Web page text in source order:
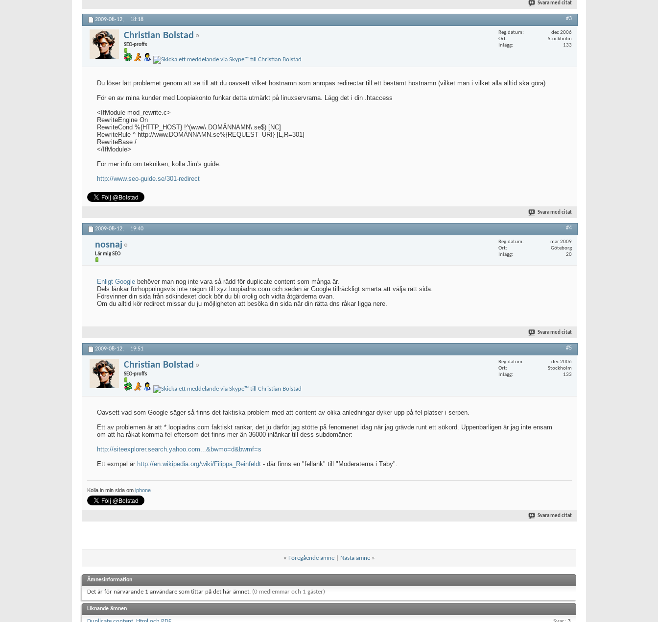
Svara med citat
2009-08-12, 18:18 #3
Christian Bolstad
SEO-proffs
Reg.datum
dec 2006
Ort
Stockholm
Inlägg
133
Du löser lätt problemet genom att se till att du oavsett vilket hostnamn som anropas redirectar till ett bestämt hostnamn (vilket man i vilket alla alltid ska göra).
För en av mina kunder med Loopiakonto funkar detta utmärkt på linuxservrarna. Lägg det i din .htaccess
<IfModule mod_rewrite.c>
RewriteEngine On
RewriteCond %{HTTP_HOST} !^(www\.DOMÄNNAMN\.se$) [NC]
RewriteRule ^ http://www.DOMÄNNAMN.se%{REQUEST_URI} [L,R=301]
RewriteBase /
</IfModule>
För mer info om tekniken, kolla Jim's guide:
http://www.seo-guide.se/301-redirect
Svara med citat
2009-08-12, 19:40 #4
nosnaj
Lär mig SEO
Reg.datum
mar 2009
Ort
Göteborg
Inlägg
20
Enligt Google behöver man nog inte vara så rädd för duplicate content som många är.
Dels länkar förhoppningsvis inte någon till xyz.loopiadns.com och sedan är Google tillräckligt smarta att välja rätt sida.
Försvinner din sida från sökindexet dock bör du bli orolig och vidta åtgärderna ovan.
Om du alltid kör redirect missar du ju möjligheten att besöka din sida när din rätta dns råkar ligga nere.
Svara med citat
2009-08-12, 19:51 #5
Christian Bolstad
SEO-proffs
Reg.datum
dec 2006
Ort
Stockholm
Inlägg
133
Oavsett vad som Google säger så finns det faktiska problem med att content av olika anledningar dyker upp på fel platser i serpen.
Ett av problemen är att *.loopiadns.com faktiskt rankar, det ju därför jag stötte på fenomenet idag när jag grävde runt ett sökord. Uppenbarligen är jag inte ensam
om att ha råkat komma fel eftersom det finns mer än 36000 inlänkar till dess subdomäner:
http://siteexplorer.search.yahoo.com...&bwmo=d&bwmf=s
Ett exmpel är http://en.wikipedia.org/wiki/Filippa_Reinfeldt - där finns en "fellänk" till "Moderaterna i Täby".
Kolla in min sida om iphone
Svara med citat
« Föregående ämne| Nästa ämne »
Ämnesinformation
Det är för närvarande 1 användare som tittar på det här ämnet. (0 medlemmar och 1 gäster)
Liknande ämnen